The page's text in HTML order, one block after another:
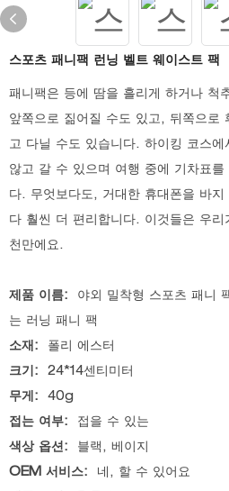
스포츠 패니팩 런닝 벨트 웨이스트 팩
패니팩은 등에 땀을 흘리게 하거나 척
앞쪽으로 짊어질 수도 있고, 뒤쪽으로
고 다닐 수도 있습니다. 하이킹 코스에
않고 갈 수 있으며 여행 중에 기차표를
다. 무엇보다도, 거대한 휴대폰을 바
다 훨씬 더 편리합니다. 이것들은 우
천만에요.
제품 이름:
야외 밀착형 스포츠 패니
는 러닝 패니 팩
소재:
폴리 에스터
크기:
24*14센티미터
무게:
40g
접는 여부:
접을 수 있는
색상 옵션:
블랙, 베이지
OEM 서비스:
네, 할 수 있어요